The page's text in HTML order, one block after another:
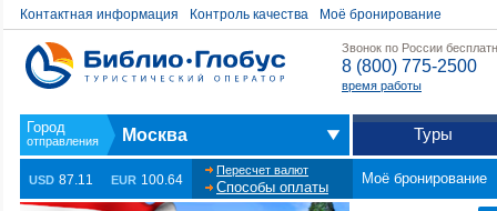
Контактная информация Контроль качества Моё бронирование
Звонок по России
8 (800) 775-2500
время работы
Москва Туры
USD 87.11 EUR 100.64
Пересчет валют
Способы оплаты
Моё бронирование